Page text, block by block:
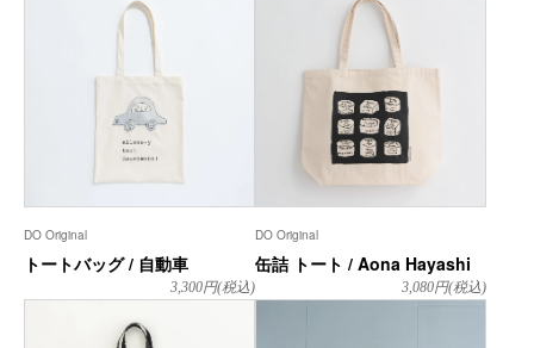
DO Original
トートバッグ / 自動車
3,300円(税込)
DO Original
缶詰 トート / Aona Hayashi
3,080円(税込)